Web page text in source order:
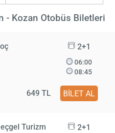
- Kozan Otobüs Biletleri
2+1
06:00
08:45
649 TL BİLET AL
Turizm 2+1